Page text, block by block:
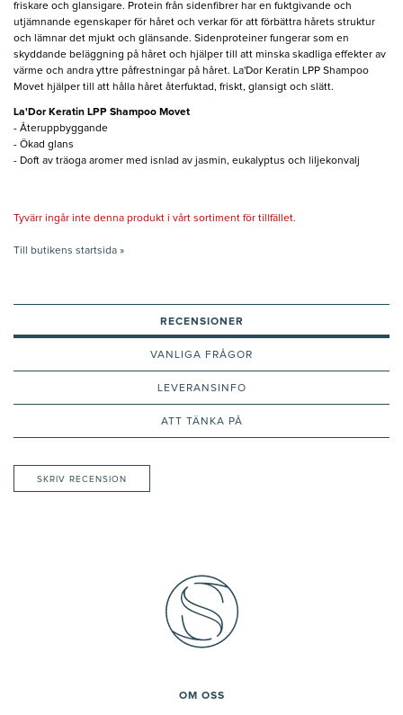
friskare och glansigare. Protein från sidenfibrer har en fuktgivande och
utjämnande egenskaper för håret och verkar för att förbättra hårets struktur
och lämnar det mjukt och glänsande. Sidenproteiner fungerar som en
skyddande beläggning på håret och hjälper till att minska skadliga effekter av
värme och andra yttre påfrestningar på håret. La'Dor Keratin LPP Shampoo
Movet hjälper till att hålla håret återfuktad, friskt, glansigt och slätt.
La'Dor Keratin LPP Shampoo Movet
- Återuppbyggande
- Ökad glans
- Doft av träoga aromer med isnlad av jasmin, eukalyptus och liljekonvalj
Tyvärr ingår inte denna produkt i vårt sortiment för tillfället.
Till butikens startsida »
RECENSIONER
VANLIGA FRÅGOR
LEVERANSINFO
ATT TÄNKA PÅ
SKRIV RECENSION
OM OSS